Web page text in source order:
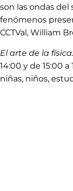
son las ondas del
fenómenos
CCTVal, William
El arte de la
14:00 y de 15:00
niñas, niños,